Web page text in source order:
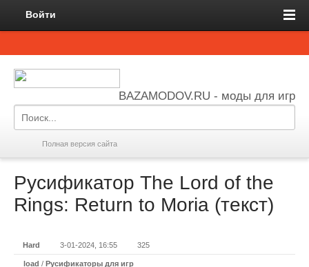
Войти
BAZAMODOV.RU - моды для игр
Полная версия сайта
Русификатор The Lord of the
Rings: Return to Moria (текст)
Hard 3-01-2024, 16:55 325
load / Русификаторы для игр